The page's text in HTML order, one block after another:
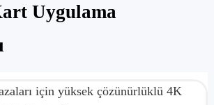
Uygulama